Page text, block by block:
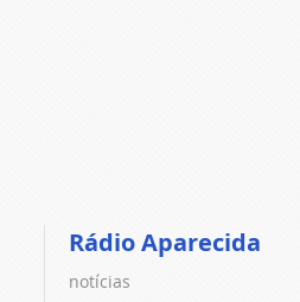
Rádio Aparecida
notícias